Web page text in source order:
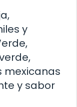
y
mexicanas
y sabor